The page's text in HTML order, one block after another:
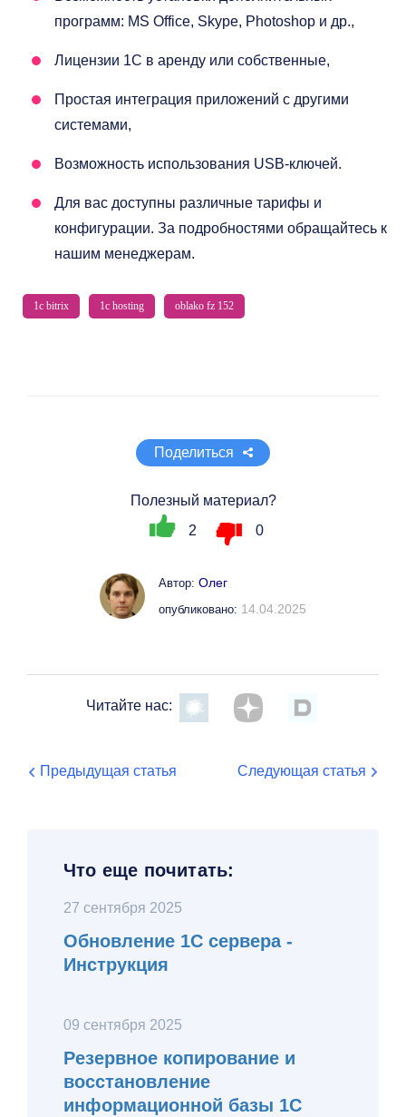
программ: MS Office, Skype, Photoshop и др.,
Лицензии 1С в аренду или собственные,
Простая интеграция приложений с другими
системами,
Возможность использования USB-ключей.
Для вас доступны различные тарифы и
конфигурации. За подробностями обращайтесь к
нашим менеджерам.
1c bitrix 1c hosting oblako fz 152
Поделиться
Полезный материал?
2
0
Автор: Олег
опубликовано: 14.04.2025
Читайте нас:
Предыдущая статья Следующая статья
Что еще почитать:
27 сентября 2025
Обновление 1С сервера -
Инструкция
09 сентября 2025
Резервное копирование и
восстановление
информационной базы 1С